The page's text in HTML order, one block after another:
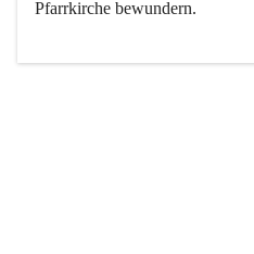
Pfarrkirche bewundern.
Der Weinbau dominert heute